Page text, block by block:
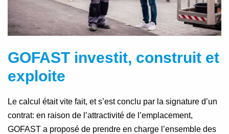
GOFAST investit, construit et
exploite
Le calcul était vite fait, et s’est conclu par la signature d’un
contrat: en raison de l’attractivité de l’emplacement,
GOFAST a proposé de prendre en charge l’ensemble des